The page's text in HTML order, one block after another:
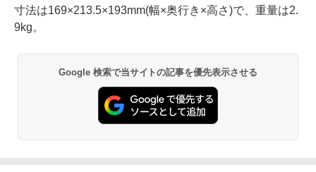
寸法は169×213.5×193mm(幅×奥行き×高さ)で、重量は2.
9kg。
Google 検索で当サイトの記事を優先表示させる